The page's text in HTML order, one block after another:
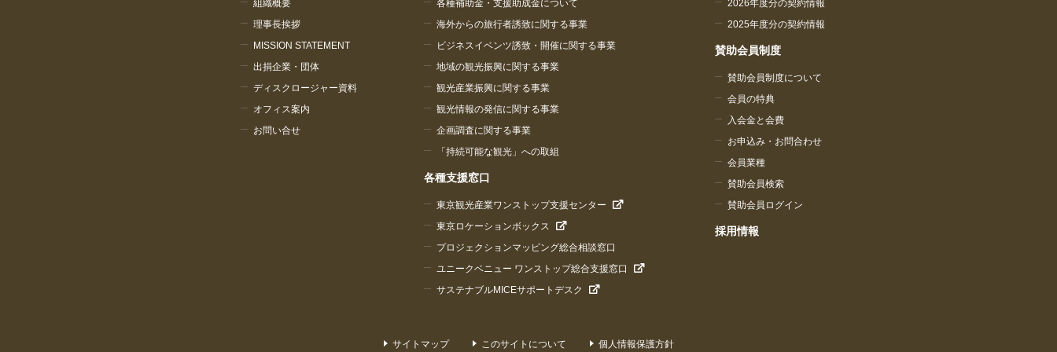
組織概要
理事長挨拶
MISSION STATEMENT
出捐企業・団体
ディスクロージャー資料
オフィス案内
お問い合せ
各種補助金・支援助成金について
海外からの旅行者誘致に関する事業
ビジネスイベンツ誘致・開催に関する事業
地域の観光振興に関する事業
観光産業振興に関する事業
観光情報の発信に関する事業
企画調査に関する事業
「持続可能な観光」への取組
各種支援窓口
東京観光産業ワンストップ支援センター
東京ロケーションボックス
プロジェクションマッピング総合相談窓口
ユニークベニュー ワンストップ総合支援窓口
サステナブルMICEサポートデスク
2026年度分の契約情報
2025年度分の契約情報
賛助会員制度
賛助会員制度について
会員の特典
入会金と会費
お申込み・お問合わせ
会員業種
賛助会員検索
賛助会員ログイン
採用情報
サイトマップ このサイトについて 個人情報保護方針